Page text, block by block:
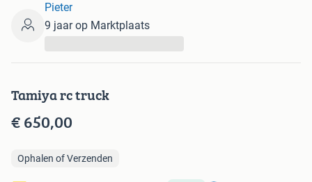
Tamiya rc truck
€ 650,00
Ophalen of Verzenden
Pieter
9 jaar op Marktplaats